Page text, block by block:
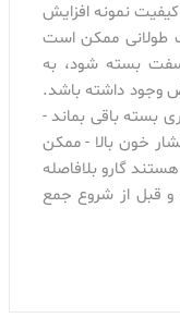
کیفیت نمونه افزایش
طولانی ممکن است
بسته شود، به
وجود داشته باشد.
بسته باقی بماند -
خون بالا - ممکن
گارو بلافاصله
و قبل از شروع جمع